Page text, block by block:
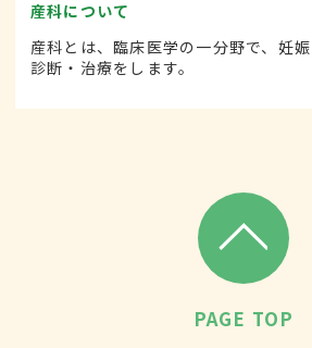
産科について
産科とは、臨床医学の一分野で、妊
診断・治療をします。
PAGE TOP